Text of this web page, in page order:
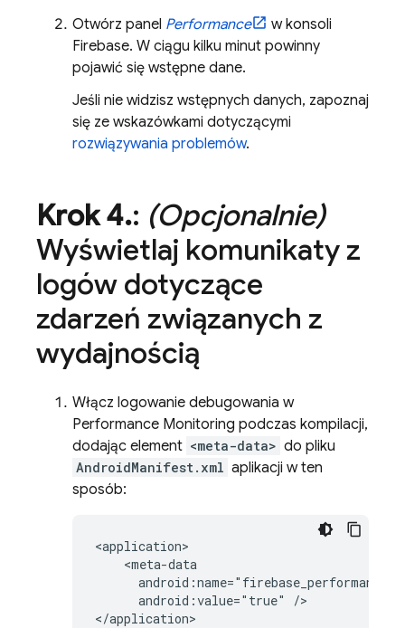
Otwórz panel Performance
w konsoli
Firebase. W ciągu kilku minut powinny
pojawić się wstępne dane.
Jeśli nie widzisz wstępnych danych, zapoznaj
się ze wskazówkami dotyczącymi
rozwiązywania problemów.
Krok 4.: (Opcjonalnie)
Wyświetlaj komunikaty z
logów dotyczące
zdarzeń związanych z
wydajnością
Włącz logowanie debugowania w
Performance Monitoring podczas kompilacji,
dodając element <meta-data> do pliku
AndroidManifest.xml aplikacji w ten
sposób:
<application>
    <meta-data
      android:value="true" />
</application>